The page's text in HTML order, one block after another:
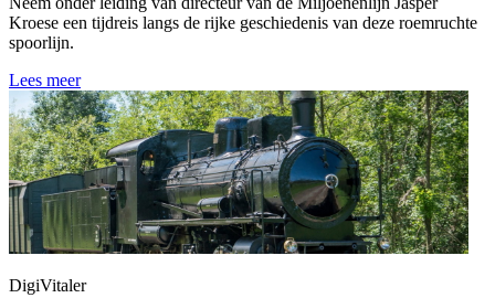
Kroese een tijdreis langs de rijke geschiedenis van deze roemruchte
spoorlijn.
Lees meer
DigiVitaler